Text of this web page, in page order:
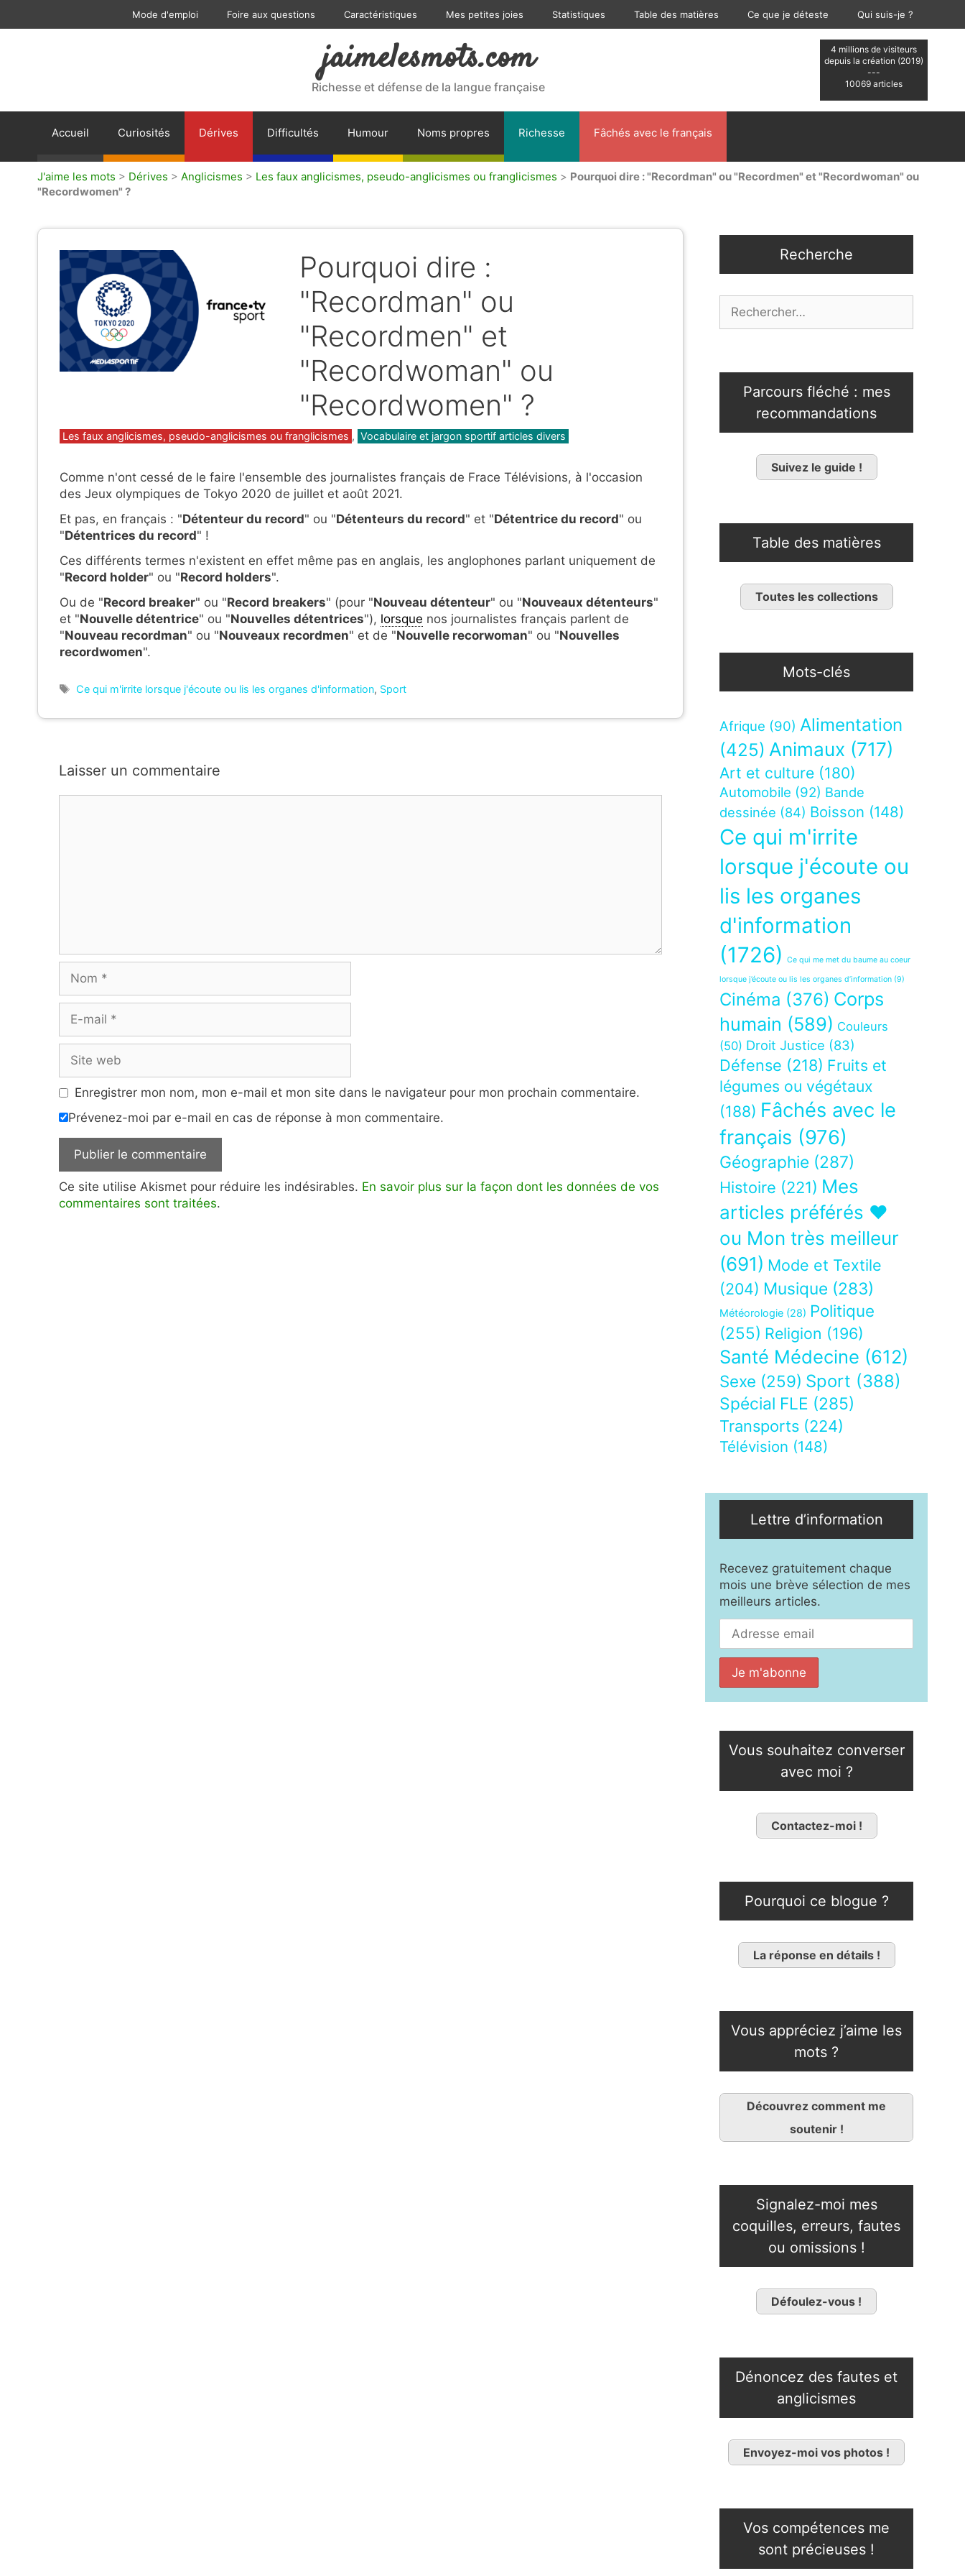
Mode d'emploi Foire aux questions Caractéristiques Mes petites joies Statistiques Table des matières Ce que je déteste Qui suis-je ?
4 millions de visiteurs
depuis la création (2019)
---
10069 articles
jaimelesmots.com
Richesse et défense de la langue française
Accueil Curiosités Dérives Difficultés Humour Noms propres Richesse Fâchés avec le français
J'aime les mots > Dérives > Anglicismes > Les faux anglicismes, pseudo-anglicismes ou franglicismes > Pourquoi dire : "Recordman" ou "Recordmen" et "Recordwoman" ou
"Recordwomen" ?
Pourquoi dire :
"Recordman" ou
"Recordmen" et
"Recordwoman" ou
"Recordwomen" ?
Catégories
Les faux anglicismes, pseudo-anglicismes ou franglicismes , Vocabulaire et jargon sportif articles divers
Comme n'ont cessé de le faire l'ensemble des journalistes français de Frace Télévisions, à l'occasion
des Jeux olympiques de Tokyo 2020 de juillet et août 2021.
Et pas, en français : "Détenteur du record" ou "Détenteurs du record" et "Détentrice du record" ou
"Détentrices du record" !
Ces différents termes n'existent en effet même pas en anglais, les anglophones parlant uniquement de
"Record holder" ou "Record holders".
Ou de "Record breaker" ou "Record breakers" (pour "Nouveau détenteur" ou "Nouveaux détenteurs"
et "Nouvelle détentrice" ou "Nouvelles détentrices"), lorsque nos journalistes français parlent de
"Nouveau recordman" ou "Nouveaux recordmen" et de "Nouvelle recorwoman" ou "Nouvelles
recordwomen".
Étiquettes
Ce qui m'irrite lorsque j'écoute ou lis les organes d'information, Sport
Laisser un commentaire
mail
web
Enregistrer mon nom, mon e-mail et mon site dans le navigateur pour mon prochain commentaire.
Prévenez-moi par e-mail en cas de réponse à mon commentaire.
Ce site utilise Akismet pour réduire les indésirables. En savoir plus sur la façon dont les données de vos
commentaires sont traitées.
Recherche
Parcours fléché : mes
recommandations
Suivez le guide !
Table des matières
Toutes les collections
Mots-clés
Afrique (90) Alimentation
(425) Animaux (717)
Art et culture (180)
Automobile (92) Bande
dessinée (84) Boisson (148)
Ce qui m'irrite
lorsque j'écoute ou
lis les organes
d'information
(1726)
Ce qui me met du baume au coeur
lorsque j’écoute ou lis les organes d’information (9)
Cinéma (376) Corps
humain (589) Couleurs
(50) Droit Justice (83)
Défense (218) Fruits et
légumes ou végétaux
(188) Fâchés avec le
français (976)
Géographie (287)
Histoire (221) Mes
articles préférés ❤
ou Mon très meilleur
(691) Mode et Textile
(204) Musique (283)
Météorologie (28) Politique
(255) Religion (196)
Santé Médecine (612)
Sexe (259) Sport (388)
Spécial FLE (285)
Transports (224)
Télévision (148)
Lettre d’information
Recevez gratuitement chaque
mois une brève sélection de mes
meilleurs articles.
Vous souhaitez converser
avec moi ?
Contactez-moi !
Pourquoi ce blogue ?
La réponse en détails !
Vous appréciez j’aime les
mots ?
Découvrez comment me
soutenir !
Signalez-moi mes
coquilles, erreurs, fautes
ou omissions !
Défoulez-vous !
Dénoncez des fautes et
anglicismes
Envoyez-moi vos photos !
Vos compétences me
sont précieuses !